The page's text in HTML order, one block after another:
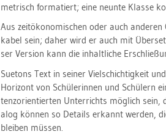
me­trisch for­ma­tiert; eine neun­te Klas­se
Aus zeit­öko­no­mi­schen oder auch
ka­bel sein; daher wird er auch mit
ser Ver­si­on kann die in­halt­li­che
Sue­tons Text in sei­ner Viel­schich­tig­keit
Ho­ri­zont von Schü­le­rin­nen und Schü­lern
tenz­ori­en­tier­ten Un­ter­richts mög­lich sein,
alog kön­nen so De­tails er­kannt wer­den,
blei­ben müs­sen.